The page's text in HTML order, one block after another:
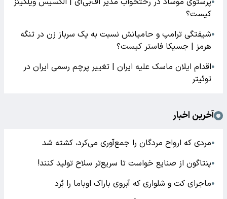
●
کیست؟
●شیفتگی ترامپ و حامیانش نسبت به یک سرباز زن در تنگه
هرمز | جسیکا فاستر کیست؟
●اقدام ایلان ماسک علیه ایران | تغییر پرچم رسمی ایران در
توئیتر
آخرین اخبار
●مردی که ارواح مردگان را جمع‌آوری می‌کرد، کشته شد
●پنتاگون از صنایع خواست تا سریع‌تر سلاح تولید کنند!
●ماجرای کت و شلواری که آبروی باراک اوباما را بُرد